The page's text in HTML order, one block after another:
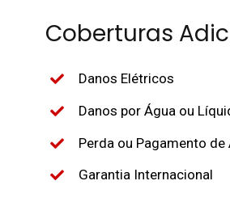
Coberturas
Danos Elétricos
Danos por Água ou
Perda ou Pagamento de
Garantia Internacional